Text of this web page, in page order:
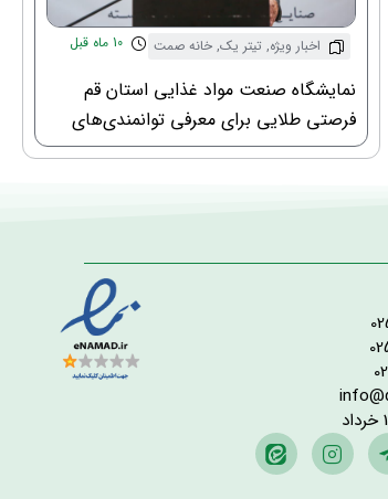
اخبار ویژه, تیتر یک, خانه صمت 10 ماه قبل
نمایشگاه صنعت مواد غذایی استان قم
فرصتی طلایی برای معرفی توانمندی‌های
استان و کشور